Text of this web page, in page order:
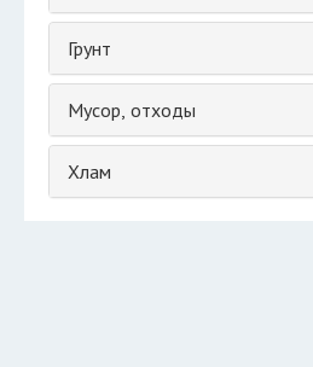
Грунт
Мусор, отходы
Хлам